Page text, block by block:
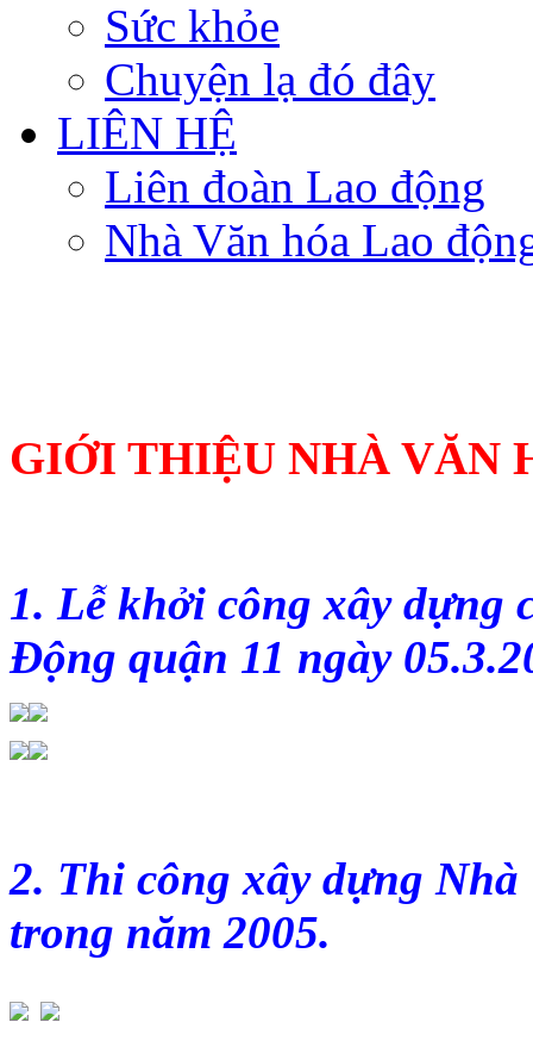
Sức khỏe
Chuyện lạ đó đây
LIÊN HỆ
Liên đoàn Lao động
Nhà Văn hóa Lao
GIỚI THIỆU NHÀ VĂN
1. Lễ khởi công xây dựng
Động quận 11 ngày
2. Thi công xây dựng
trong năm 2005.